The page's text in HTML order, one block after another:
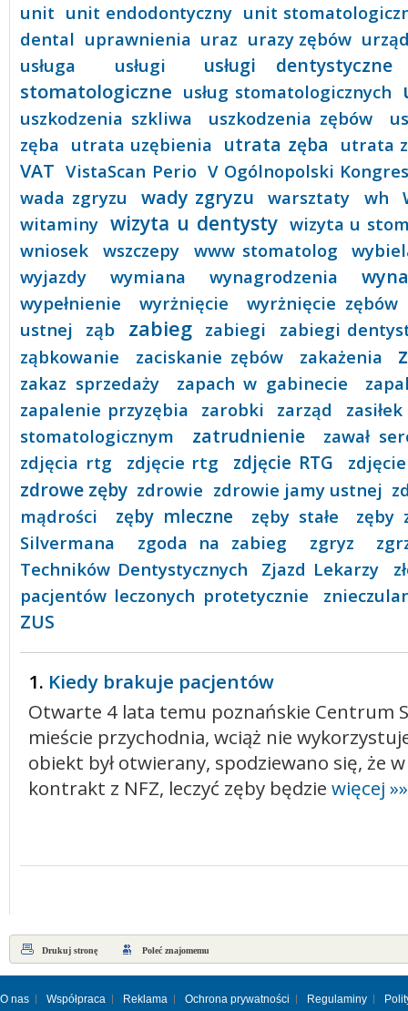
unit unit endodontyczny unit
dental uprawnienia uraz urazy zębów
usługa
usługi usługi dentystyczne
stomatologiczne usług stomatologicznych
uszkodzenia szkliwa uszkodzenia zębów
zęba utrata uzębienia utrata zęba utrata
VAT VistaScan Perio V Ogólnopolski
wada zgryzu
wady zgryzu warsztaty wh
witaminy wizyta u dentysty wizyta u
wniosek
wszczepy www stomatolog
wyjazdy
wymiana wynagrodzenia
wypełnienie wyrżnięcie
wyrżnięcie zębów
ustnej
ząb zabieg zabiegi
zabiegi
ząbkowanie
zaciskanie zębów zakażenia
zakaz sprzedaży zapach w gabinecie
zapalenie przyzębia
zarobki zarząd
zasiłek
stomatologicznym
zatrudnienie
zawał
zdjęcia rtg
zdjęcie rtg zdjęcie RTG
zdrowe zęby zdrowie zdrowie jamy ustnej
mądrości
zęby mleczne zęby stałe
zęby
Silvermana
zgoda na zabieg zgryz
Techników Dentystycznych
Zjazd Lekarzy
pacjentów leczonych protetycznie
ZUS
1. Kiedy brakuje pacjentów
Otwarte 4 lata temu poznańskie Centrum
mieście przychodnia, wciąż nie
obiekt był otwierany, spodziewano się, że
kontrakt z NFZ, leczyć zęby będzie więcej »»
Drukuj stronę Poleć znajomemu
O nas Współpraca Reklama Ochrona prywatności Regulaminy